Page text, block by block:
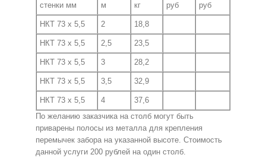
стенки мм
м
кг
руб
руб
НКТ 73 х 5,5 2 18,8
НКТ 73 х 5,5 2,5 23,5
НКТ 73 х 5,5 3 28,2
НКТ 73 х 5,5 3,5 32,9
НКТ 73 х 5,5 4
37,6
По желанию заказчика на столб могут быть
приварены полосы из металла для крепления
перемычек забора на указанной высоте. Стоимость
данной услуги 200 рублей на один столб.